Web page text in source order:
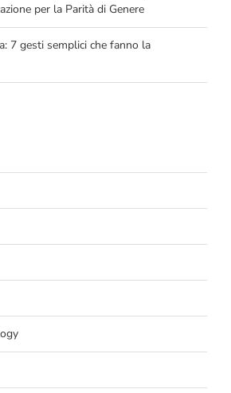
per la Parità di Genere
7 gesti semplici che fanno la